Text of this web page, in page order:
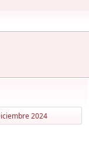
2024